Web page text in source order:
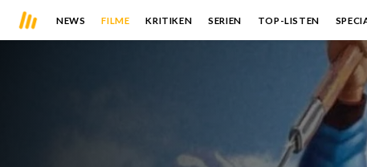
NEWS FILME KRITIKEN SERIEN TOP-LISTEN